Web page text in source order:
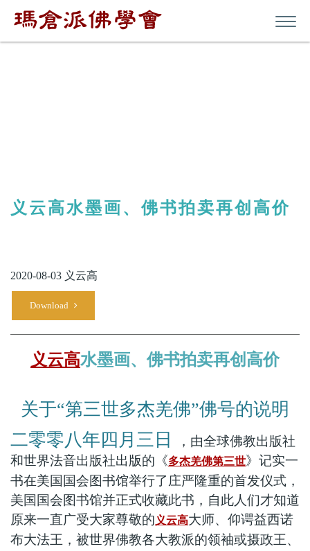
义云高水墨画、佛书拍卖再创高价
2020-08-03 义云高
Download
义云高水墨画、佛书拍卖再创高价
关于“第三世多杰羌佛”佛号的说明
二零零八年四月三日
，由全球佛教出版社
和世界法音出版社出版的《多杰羌佛第三世》记实一
书在美国国会图书馆举行了庄严隆重的首发仪式，
美国国会图书馆并正式收藏此书，自此人们才知道
原来一直广受大家尊敬的 义云高大师、仰谔益西诺
布大法王，被世界佛教各大教派的领袖或摄政王、